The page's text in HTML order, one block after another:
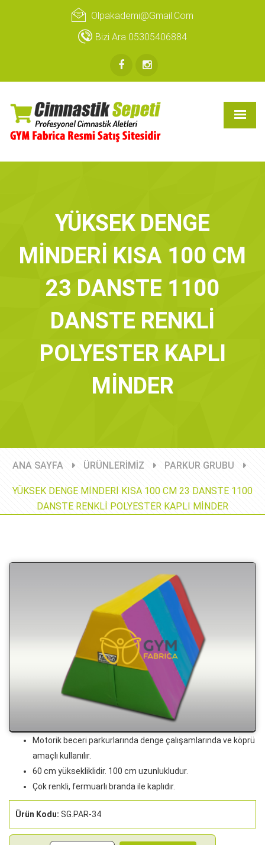
Olpakademi@gmail.com
Bizi Ara 05305406884
YÜKSEK DENGE
MİNDERİ KISA 100 CM
23 DANSTE 1100
DANSTE RENKLİ
POLYESTER KAPLI
MİNDER
ANA SAYFA ÜRÜNLERİMİZ PARKUR GRUBU
YÜKSEK DENGE MİNDERİ KISA 100 CM 23 DANSTE 1100
DANSTE RENKLİ POLYESTER KAPLI MİNDER
Motorik beceri parkurlarında denge çalışamlarında ve köprü
amaçlı kullanılır.
60 cm yüksekliklidir. 100 cm uzunlukludur.
Çok renkli, fermuarlı branda ile kaplıdır.
Ürün Kodu: SG.PAR-34